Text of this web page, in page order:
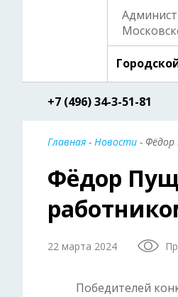
+7 (496) 34-3-51-81
Главная - Новости - Фёдор
Фёдор
22 марта 2024
Победителей